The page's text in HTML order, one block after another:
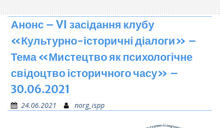
Анонс – VI засідання клубу
«Культурно-історичні діалоги» –
Тема «Мистецтво як психологічне
свідоцтво історичного часу» –
30.06.2021
24.06.2021 norg_ispp